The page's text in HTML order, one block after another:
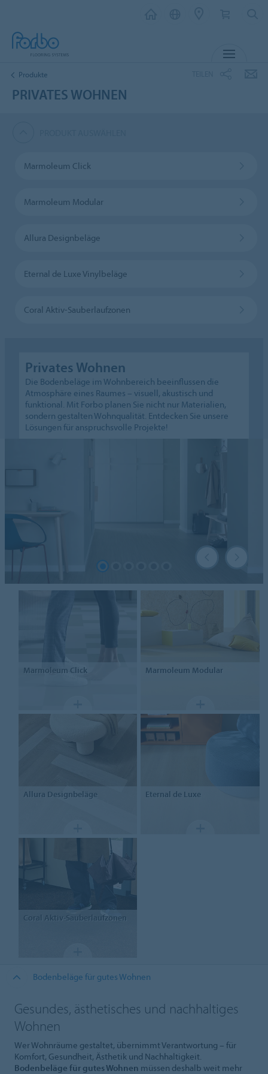
Produkte
PRIVATES WOHNEN
Marmoleum Click
Marmoleum Modular
Allura Designbeläge
Eternal de Luxe Vinylbeläge
Coral Aktiv-Sauberlaufzonen
Privates Wohnen
Die Bodenbeläge im Wohnbereich beeinflussen die
Atmosphäre eines Raumes – visuell, akustisch und
funktional. Mit Forbo planen Sie nicht nur Materialien,
sondern gestalten Wohnqualität. Entdecken Sie unsere
Lösungen für anspruchsvolle Projekte!
Marmoleum Click Marmoleum Modular
Allura Designbeläge Eternal de Luxe
Coral Aktiv-Sauberlaufzonen
Bodenbeläge für gutes Wohnen
Gesundes, ästhetisches und nachhaltiges
Wohnen
Wer Wohnräume gestaltet, übernimmt Verantwortung – für
Komfort, Gesundheit, Ästhetik und Nachhaltigkeit.
Bodenbeläge für gutes Wohnen müssen deshalb weit mehr